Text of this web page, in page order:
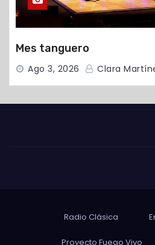
Mes tanguero
Ago 3, 2026 Clara
Radio Clásica
Proyecto Fuego Vivo